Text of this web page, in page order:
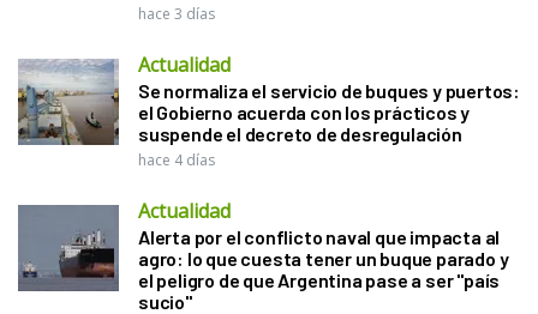
hace 3 días
Actualidad
Se normaliza el servicio de buques y puertos:
el Gobierno acuerda con los prácticos y
suspende el decreto de desregulación
hace 4 días
Actualidad
Alerta por el conflicto naval que impacta al
agro: lo que cuesta tener un buque parado y
el peligro de que Argentina pase a ser "país
sucio"